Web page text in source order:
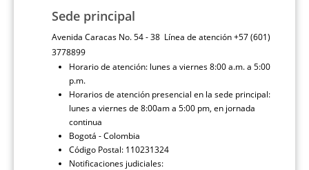
Sede principal
Avenida Caracas No. 54 - 38 Línea de atención +57 (601)
3778899
Horario de atención: lunes a viernes 8:00 a.m. a 5:00
p.m.
Horarios de atención presencial en la sede principal:
lunes a viernes de 8:00am a 5:00 pm, en jornada
continua
Bogotá - Colombia
Código Postal: 110231324
Notificaciones judiciales: